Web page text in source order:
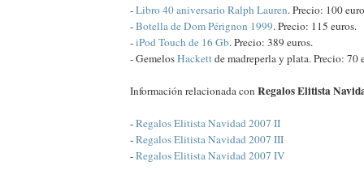
-Libro 40 aniversario Ralph Lauren. Precio: 100
-Botella de Dom Pérignon 1999. Precio: 115 euros.
-iPod Touch de 16 Gb. Precio: 389 euros.
- GemelosHackettde madreperla y plata. Precio: 70
Información relacionada con Regalos Elitista
-Regalos Elitista Navidad 2007 II
-Regalos Elitista Navidad 2007 III
-Regalos Elitista Navidad 2007 IV